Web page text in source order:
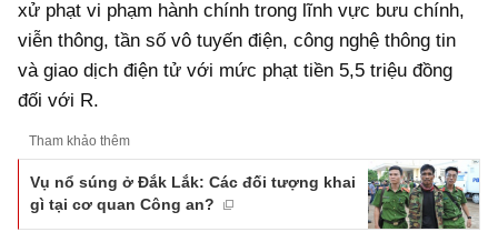
xử phạt vi phạm hành chính trong lĩnh vực bưu chính,
viễn thông, tần số vô tuyến điện, công nghệ thông tin
và giao dịch điện tử với mức phạt tiền 5,5 triệu đồng
đối với R.
Tham khảo thêm
Vụ nổ súng ở Đắk Lắk: Các đối tượng khai
gì tại cơ quan Công an?